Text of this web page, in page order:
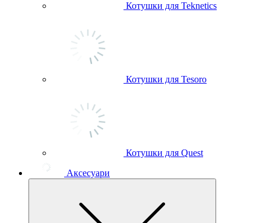
Котушки для Teknetics
Котушки для Tesoro
Котушки для Quest
Аксесуари